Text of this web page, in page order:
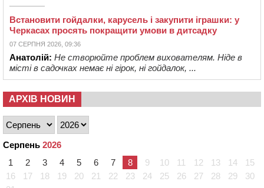
Встановити гойдалки, карусель і закупити іграшки: у
Черкасах просять покращити умови в дитсадку
07 СЕРПНЯ 2026, 09:36
Анатолій: Не створюйте проблем вихователям. Ніде в
місті в садочках немає ні гірок, ні гойдалок, ...
АРХІВ НОВИН
Серпень 2026
1
2 3 4 5 6 7 8 9 10 11 12 13 14
15
16
17 18 19 20 21 22 23 24 25 26 27 28 29
30